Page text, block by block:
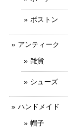
ボストン
アンティーク
雑貨
シューズ
ハンドメイド
帽子